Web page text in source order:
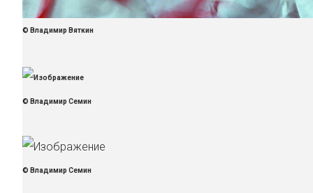
© Владимир Вяткин
© Владимир Семин
© Владимир Семин